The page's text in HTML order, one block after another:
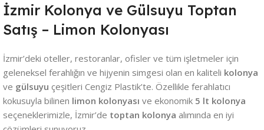
İzmir Kolonya ve Gülsuyu Toptan
Satış – Limon Kolonyası
İzmir’deki oteller, restoranlar, ofisler ve tüm işletmeler için
geleneksel ferahlığın ve hijyenin simgesi olan en kaliteli kolonya
ve gülsuyu çeşitleri Cengiz Plastik’te. Özellikle ferahlatıcı
kokusuyla bilinen limon kolonyası ve ekonomik 5 lt kolonya
seçeneklerimizle, İzmir’de toptan kolonya alımında en iyi